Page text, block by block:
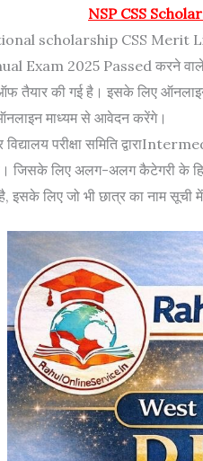
NSP CSS
scholarship CSS Merit List
Exam 2025 Passed करने
तैयार की गई है। इसके लिए ऑनलाइन
माध्यम से आवेदन करेंगे।
विद्यालय परीक्षा समिति
जिसके लिए अलग-अलग कैटेगरी के
इसके लिए जो भी छात्र का नाम